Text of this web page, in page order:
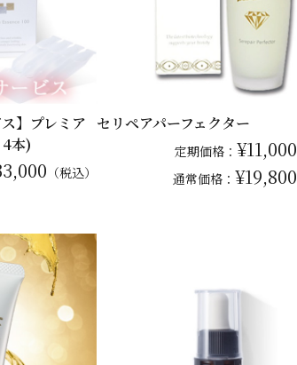
】プレミア
本)
（税込）
セリペアパーフェクター
定期価格： ¥11,000
通常価格： ¥19,800